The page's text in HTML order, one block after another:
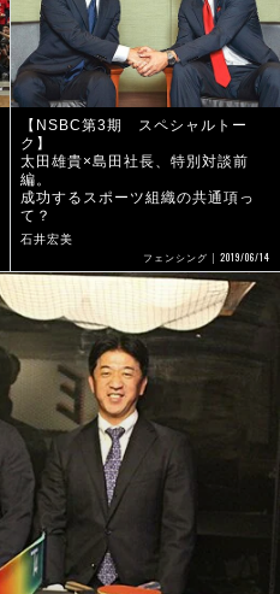
【NSBC第3期 スペシャルトー
ク】
太田雄貴×島田社長、特別対談前
編。
成功するスポーツ組織の共通項っ
て？
石井宏美
フェンシング 2019/06/14